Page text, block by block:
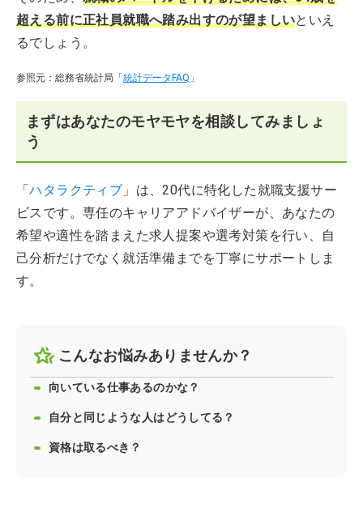
超える前に正社員就職へ踏み出すのが望ましいといえ
るでしょう。
参照元：総務省統計局「 統計データFAQ 」
まずはあなたのモヤモヤを相談してみましょ
う
「ハタラクティブ 」は、20代に特化した就職支援サー
ビスです。専任のキャリアアドバイザーが、あなたの
希望や適性を踏まえた求人提案や選考対策を行い、自
己分析だけでなく就活準備までを丁寧にサポートしま
す。
こんなお悩みありませんか？
向いている仕事あるのかな？
自分と同じような人はどうしてる？
資格は取るべき？